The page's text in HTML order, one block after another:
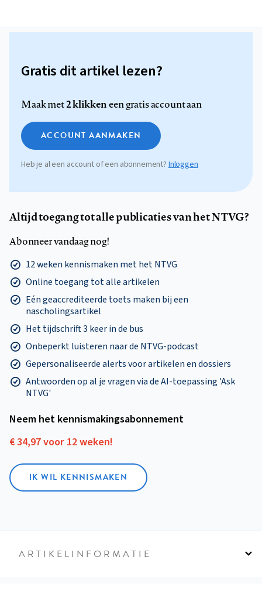
Gratis dit artikel lezen?
Maak met2 klikkeneen gratis account aan
ACCOUNT AANMAKEN
Heb je al een account of een abonnement? Inloggen
Altijd toegang tot alle publicaties van het NTVG?
Abonneer vandaag nog!
12 weken kennismaken met het NTVG
Online toegang tot alle artikelen
Eén geaccrediteerde toets maken bij een
nascholingsartikel
Het tijdschrift 3 keer in de bus
Onbeperkt luisteren naar de NTVG-podcast
Gepersonaliseerde alerts voor artikelen en dossiers
Antwoorden op al je vragen via de AI-toepassing 'Ask
NTVG'
Neem het kennismakings­abonnement
€ 34,97 voor 12 weken!
IK WIL KENNISMAKEN
ARTIKELINFORMATIE